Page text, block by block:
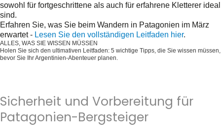
sowohl für fortgeschrittene als auch für erfahrene Kletterer ideal
sind.
Erfahren Sie, was Sie beim Wandern in Patagonien im März
erwartet - Lesen Sie den vollständigen Leitfaden hier.
ALLES, WAS SIE WISSEN MÜSSEN
Holen Sie sich den ultimativen Leitfaden: 5 wichtige Tipps, die Sie wissen müssen,
bevor Sie Ihr Argentinien-Abenteuer planen.
Sicherheit und Vorbereitung für
Patagonien-Bergsteiger